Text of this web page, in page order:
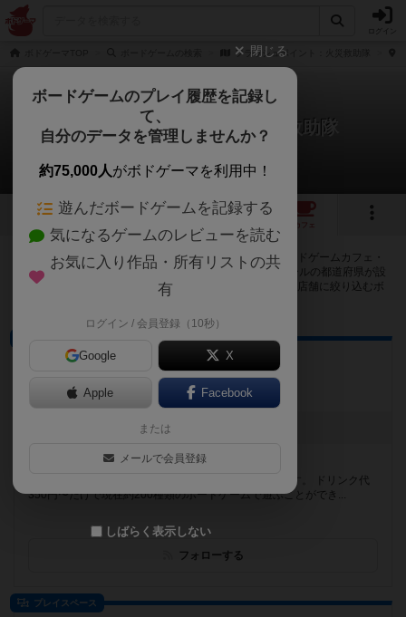
フラッシュポイント：火災救助隊
フラッシュポイント：火災救助隊
32店のカフェ/スペースが提供中
15 9
カフェ
フラッシュポイント：火災救助隊で遊ぶことができるボードゲームカフェ・
プレイスペースが32店登録されています。公開プロフィールの都道府県が設
定されたアカウントでログインすると、同じ都道府県内の店舗に絞り込むボ
遊べるセルフカフェspiel
愛知県刈谷市一ツ木町7丁目20-25
[NEW] オープン！（2026年05月15日 06時18分）
遊べるボードゲーム
100個
遊べるセルフカフェとして刈谷にオープンしたspielです。 ドリンク代
350円〜だけで現在約200種類のボードゲームで遊ぶことができ...
フォローする
プレイスペース
閉じる
ボードゲームのプレイ履歴を記録し
て、
自分のデータを管理しませんか？
約75,000人がボドゲーマを利用中！
遊んだボードゲームを記録する
気になるゲームのレビューを読む
お気に入り作品・所有リストの共
有
ログイン / 会員登録（10秒）
Google X
Apple Facebook
または
メールで会員登録
しばらく表示しない